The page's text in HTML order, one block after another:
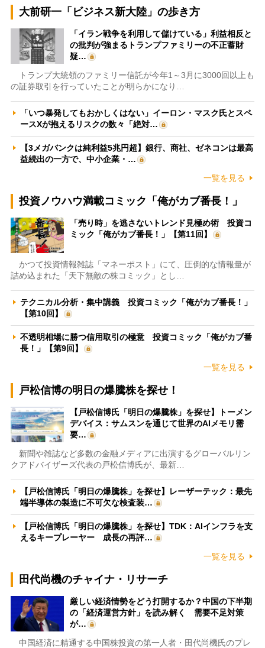
大前研一「ビジネス新大陸」の歩き方
「イラン戦争を利用して儲けている」利益相反と
の批判が強まるトランプファミリーの不正蓄財
疑…
トランプ大統領のファミリー信託が今年1～3月に3000回以上も
の証券取引を行っていたことが明らかになり…
「いつ暴発してもおかしくはない」イーロン・マスク氏とスペ
ースXが抱えるリスクの数々「絶対…
【3メガバンクは純利益5兆円超】銀行、商社、ゼネコンは最高
益続出の一方で、中小企業・…
一覧を見る
投資ノウハウ満載コミック「俺がカブ番長！」
「売り時」を逃さないトレンド見極め術 投資コ
ミック「俺がカブ番長！」【第11回】
かつて投資情報雑誌「マネーポスト」にて、圧倒的な情報量が
詰め込まれた「天下無敵の株コミック」とし…
テクニカル分析・集中講義 投資コミック「俺がカブ番長！」
【第10回】
不透明相場に勝つ信用取引の極意 投資コミック「俺がカブ番
長！」【第9回】
一覧を見る
戸松信博の明日の爆騰株を探せ！
【戸松信博氏「明日の爆騰株」を探せ】トーメン
デバイス：サムスンを通じて世界のAIメモリ需
要…
新聞や雑誌など多数の金融メディアに出演するグローバルリン
クアドバイザーズ代表の戸松信博氏が、最新…
【戸松信博氏「明日の爆騰株」を探せ】レーザーテック：最先
端半導体の製造に不可欠な検査装…
【戸松信博氏「明日の爆騰株」を探せ】TDK：AIインフラを支
えるキープレーヤー 成長の再評…
一覧を見る
田代尚機のチャイナ・リサーチ
厳しい経済情勢をどう打開するか？中国の下半期
の「経済運営方針」を読み解く 需要不足対策
が…
中国経済に精通する中国株投資の第一人者・田代尚機氏のプレ